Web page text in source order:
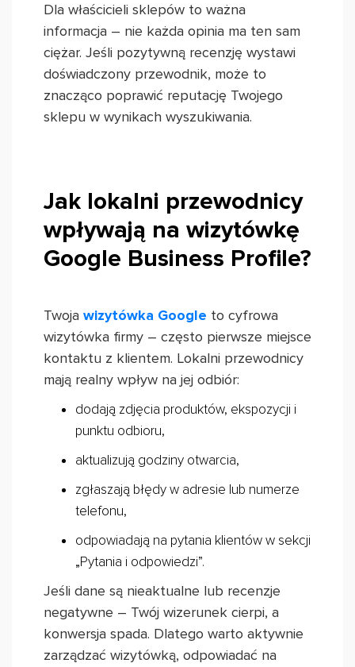
Dla właścicieli sklepów to ważna
informacja – nie każda opinia ma ten sam
ciężar. Jeśli pozytywną recenzję wystawi
doświadczony przewodnik, może to
znacząco poprawić reputację Twojego
sklepu w wynikach wyszukiwania.
Jak lokalni przewodnicy
wpływają na wizytówkę
Google Business Profile?
Twoja wizytówka Google to cyfrowa
wizytówka firmy – często pierwsze miejsce
kontaktu z klientem. Lokalni przewodnicy
mają realny wpływ na jej odbiór:
dodają zdjęcia produktów, ekspozycji i
punktu odbioru,
aktualizują godziny otwarcia,
zgłaszają błędy w adresie lub numerze
telefonu,
odpowiadają na pytania klientów w sekcji
„Pytania i odpowiedzi”.
Jeśli dane są nieaktualne lub recenzje
negatywne – Twój wizerunek cierpi, a
konwersja spada. Dlatego warto aktywnie
zarządzać wizytówką, odpowiadać na